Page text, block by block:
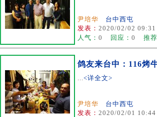
尹培华
台中西屯
发表： 2020/02/02 09:31
人气： 0 回应： 0 推荐
鸽友来台中：116烤
...<详全文>
尹培华
台中西屯
发表： 2020/02/01 10:44